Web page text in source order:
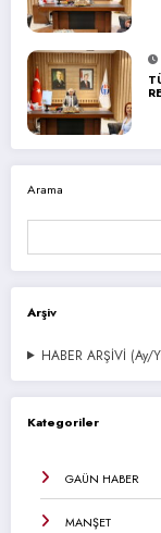
Arama
Arşiv
HABER ARŞİVİ (Ay/
Kategoriler
GAÜN HABER
MANŞET